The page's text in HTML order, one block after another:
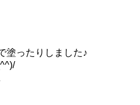
塗ったりしました♪